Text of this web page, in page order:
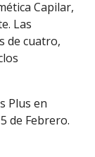
Capilar,
Las
de cuatro,
Plus en
de Febrero.